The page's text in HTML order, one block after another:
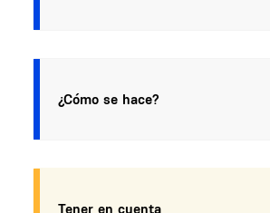
¿Cómo se hace?
Tener en cuenta